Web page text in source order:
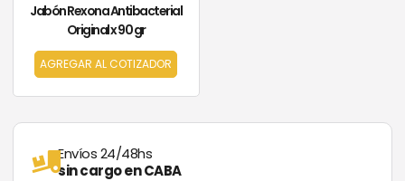
Jabón Rexona Antibacterial
Original x 90 gr
AGREGAR AL COTIZADOR
Envíos 24/48hs
sin cargo en CABA